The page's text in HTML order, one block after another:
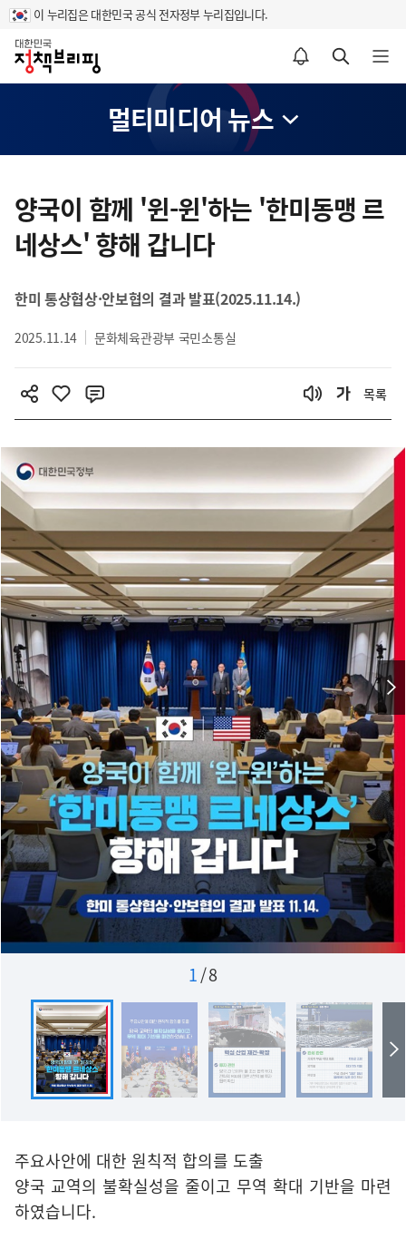
이 누리집은 대한민국 공식 전자정부 누리집입니다.
홈
알림설정 바로가기 검색 바로가기 메뉴 열기
멀티미디어 뉴스
텐
츠
영
양국이 함께 '윈-윈'하는 '한미동맹 르
네상스' 향해 갑니다
한미 통상협상·안보협의 결과 발표(2025.11.14.)
2025.11.14 문화체육관광부 국민소통실
목록
1/8
주요사안에 대한 원칙적 합의를 도출
양국 교역의 불확실성을 줄이고 무역 확대 기반을 마련
하였습니다.